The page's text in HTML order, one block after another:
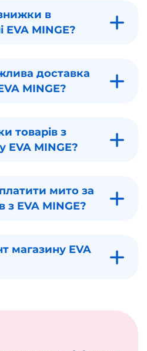
в
EVA MINGE?
доставка
MINGE?
товарів з
EVA MINGE?
мито за
з EVA MINGE?
магазину EVA